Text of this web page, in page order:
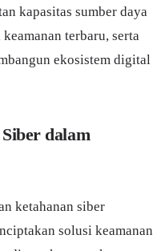
kapasitas sumber daya
terbaru, serta
ekosistem digital
dalam
ketahanan siber
solusi keamanan